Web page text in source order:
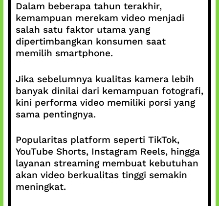
Dalam beberapa tahun terakhir,
kemampuan merekam video menjadi
salah satu faktor utama yang
dipertimbangkan konsumen saat
memilih smartphone.
Jika sebelumnya kualitas kamera lebih
banyak dinilai dari kemampuan fotografi,
kini performa video memiliki porsi yang
sama pentingnya.
Popularitas platform seperti TikTok,
YouTube Shorts, Instagram Reels, hingga
layanan streaming membuat kebutuhan
akan video berkualitas tinggi semakin
meningkat.